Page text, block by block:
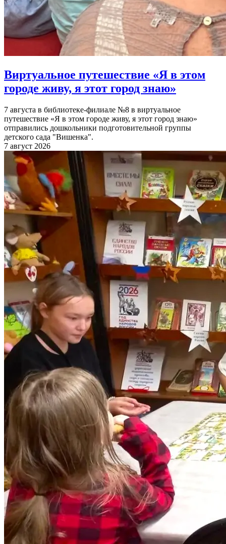
Виртуальное путешествие «Я в этом
городе живу, я этот город знаю»
7 августа в библиотеке-филиале №8 в виртуальное
путешествие «Я в этом городе живу, я этот город знаю»
отправились дошкольники подготовительной группы
детского сада "Вишенка".
7 август 2026